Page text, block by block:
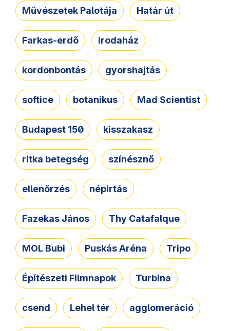
Művészetek Palotája Határ út
Farkas-erdő irodaház
kordonbontás gyorshajtás
softice botanikus Mad Scientist
Budapest 150 kisszakasz
ritka betegség színésznő
ellenőrzés népirtás
Fazekas János Thy Catafalque
MOL Bubi Puskás Aréna Tripo
Építészeti Filmnapok Turbina
csend Lehel tér agglomeráció